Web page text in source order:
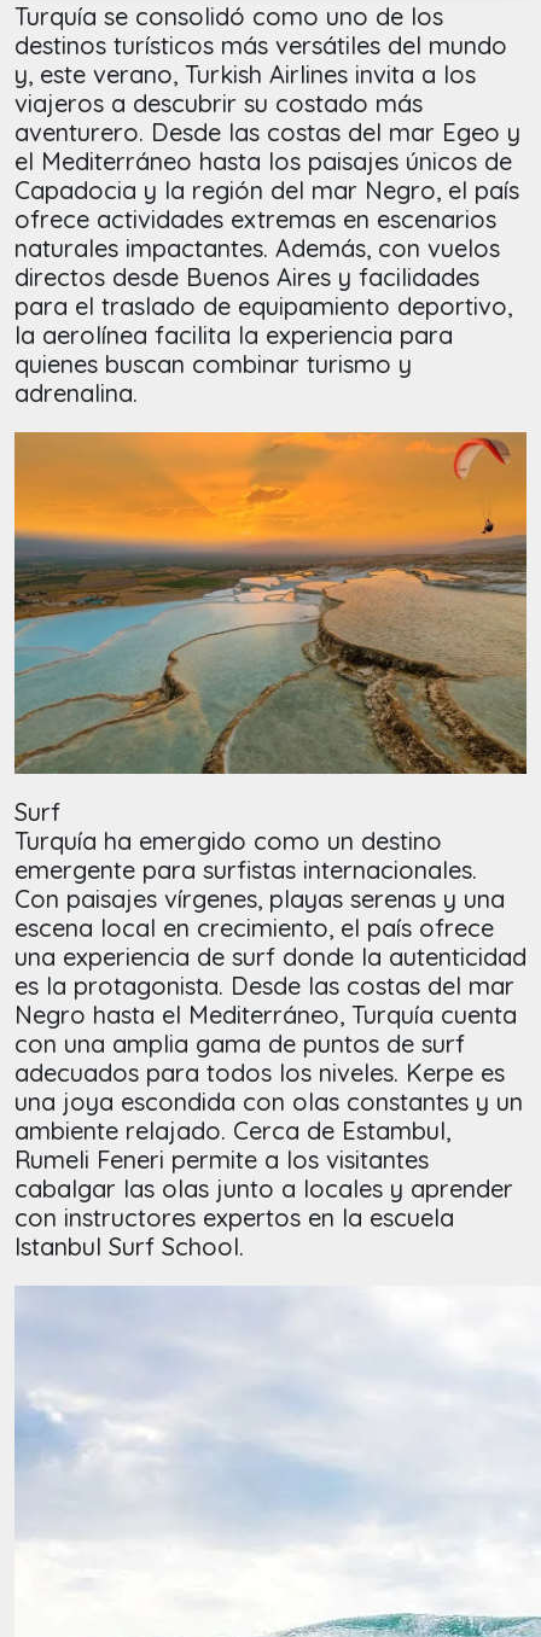
Turquía se consolidó como uno de los
destinos turísticos más versátiles del mundo
y, este verano, Turkish Airlines invita a los
viajeros a descubrir su costado más
aventurero. Desde las costas del mar Egeo y
el Mediterráneo hasta los paisajes únicos de
Capadocia y la región del mar Negro, el país
ofrece actividades extremas en escenarios
naturales impactantes. Además, con vuelos
directos desde Buenos Aires y facilidades
para el traslado de equipamiento deportivo,
la aerolínea facilita la experiencia para
quienes buscan combinar turismo y
adrenalina.
Surf
Turquía ha emergido como un destino
emergente para surfistas internacionales.
Con paisajes vírgenes, playas serenas y una
escena local en crecimiento, el país ofrece
una experiencia de surf donde la autenticidad
es la protagonista. Desde las costas del mar
Negro hasta el Mediterráneo, Turquía cuenta
con una amplia gama de puntos de surf
adecuados para todos los niveles. Kerpe es
una joya escondida con olas constantes y un
ambiente relajado. Cerca de Estambul,
Rumeli Feneri permite a los visitantes
cabalgar las olas junto a locales y aprender
con instructores expertos en la escuela
Istanbul Surf School.